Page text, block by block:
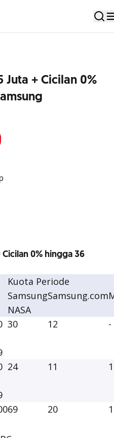
Juta + Cicilan 0%
0% hingga 36
Kuota Periode
Samsung
NASA
Samsung.com
30 12 -
24 11
69 20